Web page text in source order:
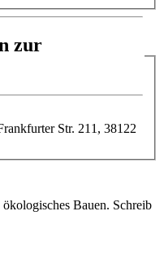
zur
Str. 211, 38122
Bauen. Schreib